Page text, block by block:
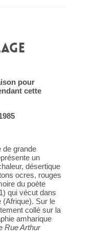
pour
cette
grande
un
désertique
ocres, rouges
du poète
qui vécut dans
(Afrique). Sur le
collé sur la
amharique
Rue Arthur